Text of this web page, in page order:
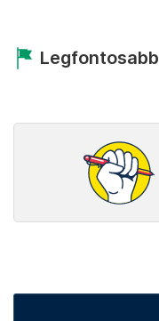
Legfontosabb